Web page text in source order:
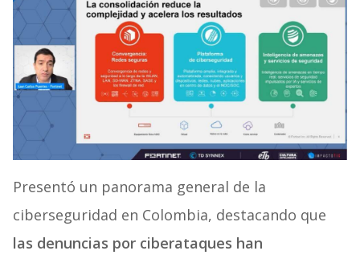
Presentó un panorama general de la
ciberseguridad en Colombia, destacando que
las denuncias por ciberataques han